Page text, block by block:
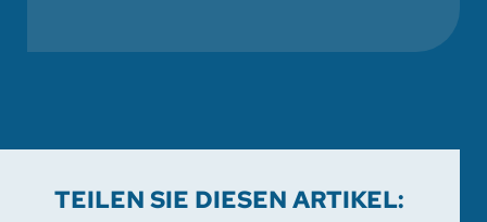
TEILEN SIE DIESEN ARTIKEL: